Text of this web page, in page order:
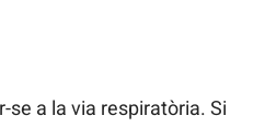
a la via respiratòria. Si